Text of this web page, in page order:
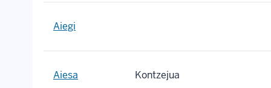
Aiegi
Aiesa Kontzejua